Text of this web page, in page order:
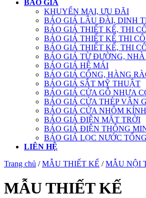
BÁO GIÁ
KHUYẾN MẠI, ƯU ĐÃI
BÁO GIÁ LÂU ĐÀI, DINH
BÁO GIÁ THIẾT KẾ, THI
BÁO GIÁ THIẾT KẾ THI
BÁO GIÁ THIẾT KẾ, THI
BÁO GIÁ TỪ ĐƯỜNG,
BÁO GIÁ HỆ MÁI
BÁO GIÁ CỔNG, HÀNG
BÁO GIÁ SẮT MỸ THUẬT
BÁO GIÁ CỬA GỖ NHỰA
BÁO GIÁ CỬA THÉP VÂN
BÁO GIÁ CỬA NHÔM KÍNH
BÁO GIÁ ĐIỆN MẶT TRỜI
BÁO GIÁ ĐIỆN THÔNG
BÁO GIÁ LỌC NƯỚC TỔNG
LIÊN HỆ
Trang chủ /MẪU THIẾT KẾ /MẪU NỘI
MẪU THIẾT KẾ